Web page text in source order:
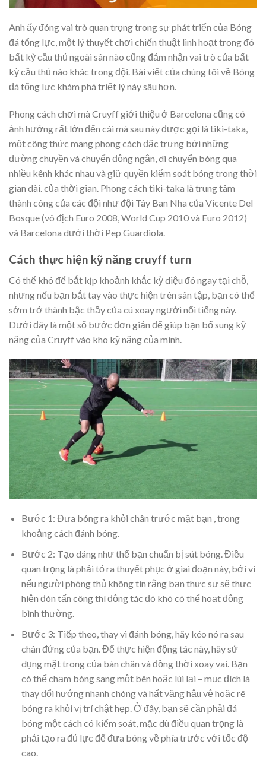
Anh ấy đóng vai trò quan trọng trong sự phát triển của Bóng
đá tổng lực, một lý thuyết chơi chiến thuật linh hoạt trong đó
bất kỳ cầu thủ ngoài sân nào cũng đảm nhận vai trò của bất
kỳ cầu thủ nào khác trong đội. Bài viết của chúng tôi về Bóng
đá tổng lực khám phá triết lý này sâu hơn.
Phong cách chơi mà Cruyff giới thiệu ở Barcelona cũng có
ảnh hưởng rất lớn đến cái mà sau này được gọi là tiki-taka,
một công thức mang phong cách đặc trưng bởi những
đường chuyền và chuyển động ngắn, di chuyển bóng qua
nhiều kênh khác nhau và giữ quyền kiểm soát bóng trong thời
gian dài. của thời gian. Phong cách tiki-taka là trung tâm
thành công của các đội như đội Tây Ban Nha của Vicente Del
Bosque (vô địch Euro 2008, World Cup 2010 và Euro 2012)
và Barcelona dưới thời Pep Guardiola.
Cách thực hiện kỹ năng cruyff turn
Có thể khó để bắt kịp khoảnh khắc kỳ diệu đó ngay tại chỗ,
nhưng nếu bạn bắt tay vào thực hiện trên sân tập, bạn có thể
sớm trở thành bậc thầy của cú xoay người nổi tiếng này.
Dưới đây là một số bước đơn giản để giúp bạn bổ sung kỹ
năng của Cruyff vào kho kỹ năng của mình.
Bước 1: Đưa bóng ra khỏi chân trước mặt bạn , trong
khoảng cách đánh bóng.
Bước 2: Tạo dáng như thể bạn chuẩn bị sút bóng. Điều
quan trọng là phải tỏ ra thuyết phục ở giai đoạn này, bởi vì
nếu người phòng thủ không tin rằng bạn thực sự sẽ thực
hiện đòn tấn công thì động tác đó khó có thể hoạt động
bình thường.
Bước 3: Tiếp theo, thay vì đánh bóng, hãy kéo nó ra sau
chân đứng của bạn. Để thực hiện động tác này, hãy sử
dụng mặt trong của bàn chân và đồng thời xoay vai. Bạn
có thể chạm bóng sang một bên hoặc lùi lại – mục đích là
thay đổi hướng nhanh chóng và hất văng hậu vệ hoặc rê
bóng ra khỏi vị trí chật hẹp. Ở đây, bạn sẽ cần phải đá
bóng một cách có kiểm soát, mặc dù điều quan trọng là
phải tạo ra đủ lực để đưa bóng về phía trước với tốc độ
cao.